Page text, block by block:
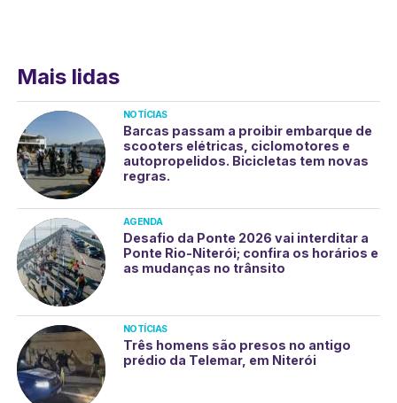
Mais lidas
NOTÍCIAS
Barcas passam a proibir embarque de
scooters elétricas, ciclomotores e
autopropelidos. Bicicletas tem novas
regras.
AGENDA
Desafio da Ponte 2026 vai interditar a
Ponte Rio-Niterói; confira os horários e
as mudanças no trânsito
NOTÍCIAS
Três homens são presos no antigo
prédio da Telemar, em Niterói